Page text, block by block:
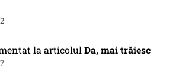
la articolulDa, mai trăiesc